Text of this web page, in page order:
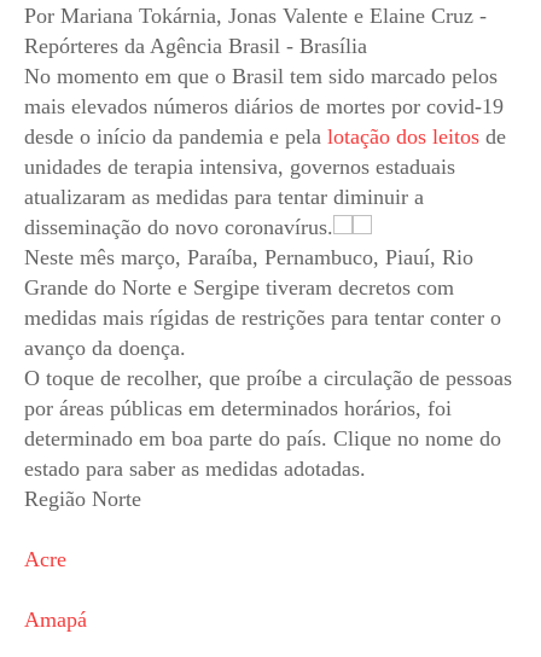
Por Mariana Tokárnia, Jonas Valente e Elaine Cruz -
Repórteres da Agência Brasil - Brasília
No momento em que o Brasil tem sido marcado pelos
mais elevados números diários de mortes por covid-19
desde o início da pandemia e pela lotação dos leitos de
unidades de terapia intensiva, governos estaduais
atualizaram as medidas para tentar diminuir a
disseminação do novo coronavírus.
Neste mês março, Paraíba, Pernambuco, Piauí, Rio
Grande do Norte e Sergipe tiveram decretos com
medidas mais rígidas de restrições para tentar conter o
avanço da doença.
O toque de recolher, que proíbe a circulação de pessoas
por áreas públicas em determinados horários, foi
determinado em boa parte do país. Clique no nome do
estado para saber as medidas adotadas.
Região Norte
Acre
Amapá